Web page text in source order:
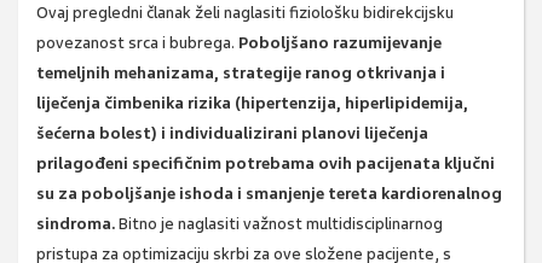
Ovaj pregledni članak želi naglasiti fiziološku bidirekcijsku
povezanost srca i bubrega. Poboljšano razumijevanje
temeljnih mehanizama, strategije ranog otkrivanja i
liječenja čimbenika rizika (hipertenzija, hiperlipidemija,
šećerna bolest) i individualizirani planovi liječenja
prilagođeni specifičnim potrebama ovih pacijenata ključni
su za poboljšanje ishoda i smanjenje tereta kardiorenalnog
sindroma.Bitno je naglasiti važnost multidisciplinarnog
pristupa za optimizaciju skrbi za ove složene pacijente, s